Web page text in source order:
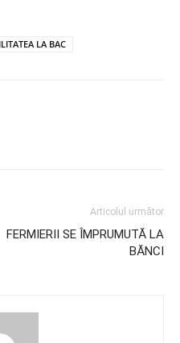
LA BAC
Articolul următor
FERMIERII SE ÎMPRUMUTĂ LA
BĂNCI